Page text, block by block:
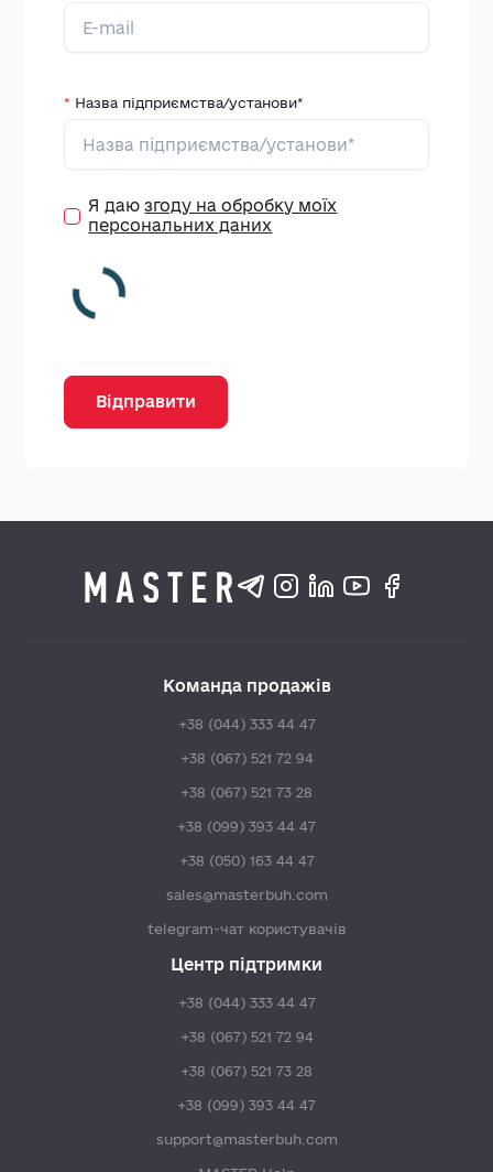
* Назва підприємства/установи*
Я даюзгоду на обробку моїх
персональних даних
Відправити
Команда продажів
+38 (044) 333 44 47
+38 (067) 521 72 94
+38 (067) 521 73 28
+38 (099) 393 44 47
+38 (050) 163 44 47
sales@masterbuh.com
telegram-чат користувачів
Центр підтримки
+38 (044) 333 44 47
+38 (067) 521 72 94
+38 (067) 521 73 28
+38 (099) 393 44 47
support@masterbuh.com